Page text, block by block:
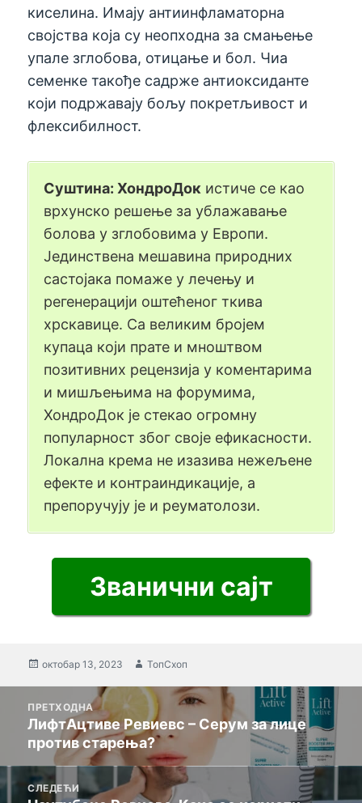
киселина. Имају антиинфламаторна
својства која су неопходна за смањење
упале зглобова, отицање и бол. Чиа
семенке такође садрже антиоксиданте
који подржавају бољу покретљивост и
флексибилност.
Суштина: ХондроДок истиче се као
врхунско решење за ублажавање
болова у зглобовима у Европи.
Јединствена мешавина природних
састојака помаже у лечењу и
регенерацији оштећеног ткива
хрскавице. Са великим бројем
купаца који прате и мноштвом
позитивних рецензија у коментарима
и мишљењима на форумима,
ХондроДок је стекао огромну
популарност због своје ефикасности.
Локална крема не изазива нежељене
ефекте и контраиндикације, а
препоручују је и реуматолози.
Званични сајт
Објављено
октобар 13, 2023 Аутор
ТопСхоп
оријентација
ПРЕТХОДНА
Претходни
пост:
ЛифтАцтиве Ревиевс – Серум за лице
против старења?
СЛЕДЕЋИ